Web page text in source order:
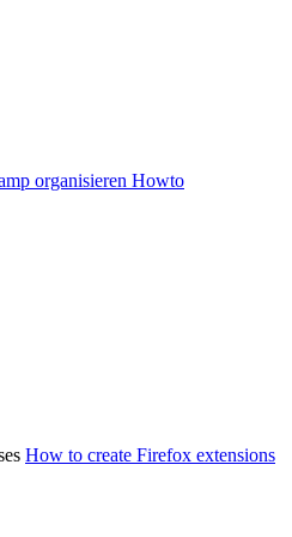
organisieren Howto
How to create Firefox extensions